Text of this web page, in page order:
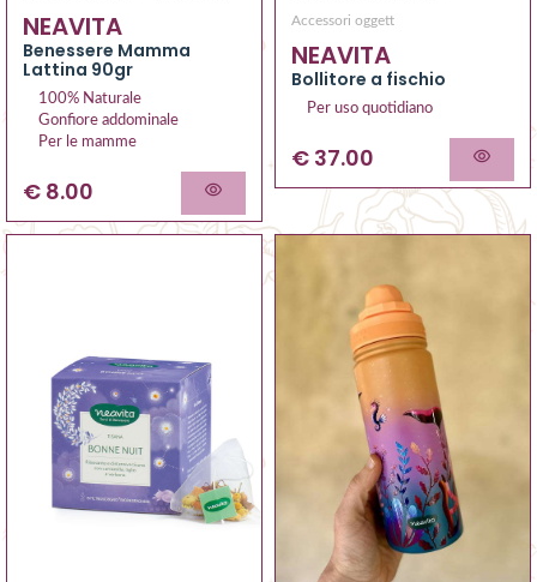
NEAVITA
Benessere Mamma
Lattina 90gr
100% Naturale
Gonfiore addominale
Per le mamme
€ 8.00
Accessori oggett
NEAVITA
Bollitore a fischio
Per uso quotidiano
€ 37.00